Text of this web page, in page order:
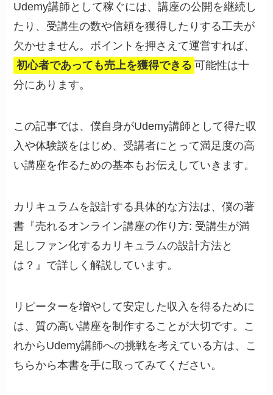
Udemy講師として稼ぐには、講座の公開を継続し
たり、受講生の数や信頼を獲得したりする工夫が
欠かせません。ポイントを押さえて運営すれば、
初心者であっても売上を獲得できる 可能性は十
分にあります。
この記事では、僕自身がUdemy講師として得た収
入や体験談をはじめ、受講者にとって満足度の高
い講座を作るための基本もお伝えしていきます。
カリキュラムを設計する具体的な方法は、僕の著
書『売れるオンライン講座の作り方: 受講生が満
足しファン化するカリキュラムの設計方法と
は？』で詳しく解説しています。
リピーターを増やして安定した収入を得るために
は、質の高い講座を制作することが大切です。こ
れからUdemy講師への挑戦を考えている方は、こ
ちらから本書を手に取ってみてください。